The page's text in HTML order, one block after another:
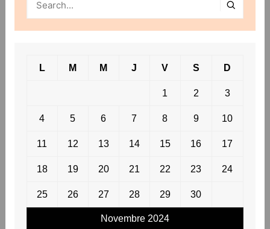
Novembre 2024
L M M J V S D
1 2 3
4 5 6 7 8 9 10
11 12 13 14 15 16 17
18 19 20 21 22 23 24
25 26 27 28 29 30